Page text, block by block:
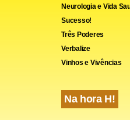
Neurologia e Vida
Sucesso!
Três Poderes
Verbalize
Vinhos e Vivências
Na hora H!